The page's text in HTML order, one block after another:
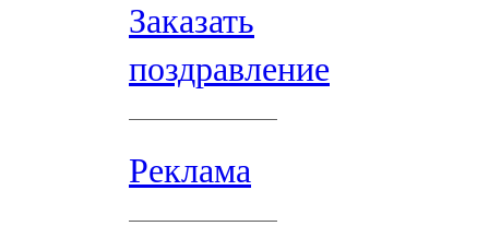
Заказать
поздравление
Реклама